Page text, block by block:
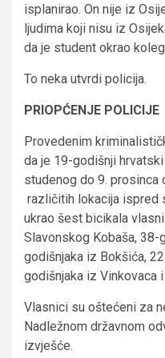
isplanirao. On nije iz
ljudima koji nisu iz
da je student okrao
To neka utvrdi policija.
PRIOPĆENJE POLICIJE
Provedenim
da je 19-godišnji
studenog do 9. prosinca
različitih lokacija ispred
ukrao šest bicikala
Slavonskog Kobaša, 38-
godišnjaka iz Bokšića,
godišnjaka iz Vinkovaca
Vlasnici su oštećeni za
Nadležnom državnom
izvješće.